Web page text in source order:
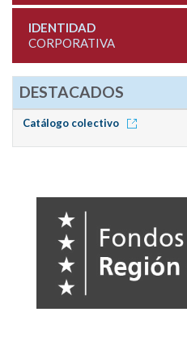
IDENTIDAD
CORPORATIVA
DESTACADOS
Catálogo colectivo